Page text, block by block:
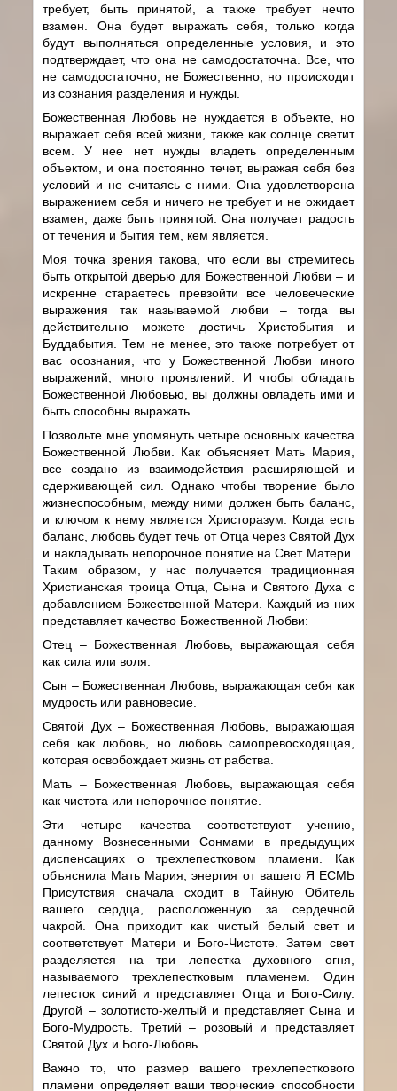
требует, быть принятой, а также требует нечто
взамен. Она будет выражать себя, только когда
будут выполняться определенные условия, и это
подтверждает, что она не самодостаточна. Все, что
не самодостаточно, не Божественно, но происходит
из сознания разделения и нужды.
Божественная Любовь не нуждается в объекте, но
выражает себя всей жизни, также как солнце светит
всем. У нее нет нужды владеть определенным
объектом, и она постоянно течет, выражая себя без
условий и не считаясь с ними. Она удовлетворена
выражением себя и ничего не требует и не ожидает
взамен, даже быть принятой. Она получает радость
от течения и бытия тем, кем является.
Моя точка зрения такова, что если вы стремитесь
быть открытой дверью для Божественной Любви – и
искренне стараетесь превзойти все человеческие
выражения так называемой любви – тогда вы
действительно можете достичь Христобытия и
Буддабытия. Тем не менее, это также потребует от
вас осознания, что у Божественной Любви много
выражений, много проявлений. И чтобы обладать
Божественной Любовью, вы должны овладеть ими и
быть способны выражать.
Позвольте мне упомянуть четыре основных качества
Божественной Любви. Как объясняет Мать Мария,
все создано из взаимодействия расширяющей и
сдерживающей сил. Однако чтобы творение было
жизнеспособным, между ними должен быть баланс,
и ключом к нему является Христоразум. Когда есть
баланс, любовь будет течь от Отца через Святой Дух
и накладывать непорочное понятие на Свет Матери.
Таким образом, у нас получается традиционная
Христианская троица Отца, Сына и Святого Духа с
добавлением Божественной Матери. Каждый из них
представляет качество Божественной Любви:
Отец – Божественная Любовь, выражающая себя
как сила или воля.
Сын – Божественная Любовь, выражающая себя как
мудрость или равновесие.
Святой Дух – Божественная Любовь, выражающая
себя как любовь, но любовь самопревосходящая,
которая освобождает жизнь от рабства.
Мать – Божественная Любовь, выражающая себя
как чистота или непорочное понятие.
Эти четыре качества соответствуют учению,
данному Вознесенными Сонмами в предыдущих
диспенсациях о трехлепестковом пламени. Как
объяснила Мать Мария, энергия от вашего Я ЕСМЬ
Присутствия сначала сходит в Тайную Обитель
вашего сердца, расположенную за сердечной
чакрой. Она приходит как чистый белый свет и
соответствует Матери и Бого-Чистоте. Затем свет
разделяется на три лепестка духовного огня,
называемого трехлепестковым пламенем. Один
лепесток синий и представляет Отца и Бого-Силу.
Другой – золотисто-желтый и представляет Сына и
Бого-Мудрость. Третий – розовый и представляет
Святой Дух и Бого-Любовь.
Важно то, что размер вашего трехлепесткового
пламени определяет ваши творческие способности